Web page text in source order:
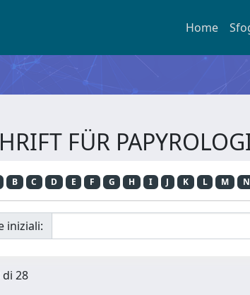
Home
FÜR
B C D E F G H I J K L M N
iniziali:
28